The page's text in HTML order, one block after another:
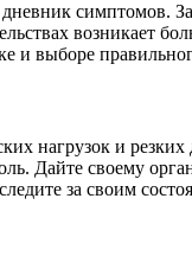
симптомов.
возникает
и выборе
нагрузок и
Дайте своему
за своим